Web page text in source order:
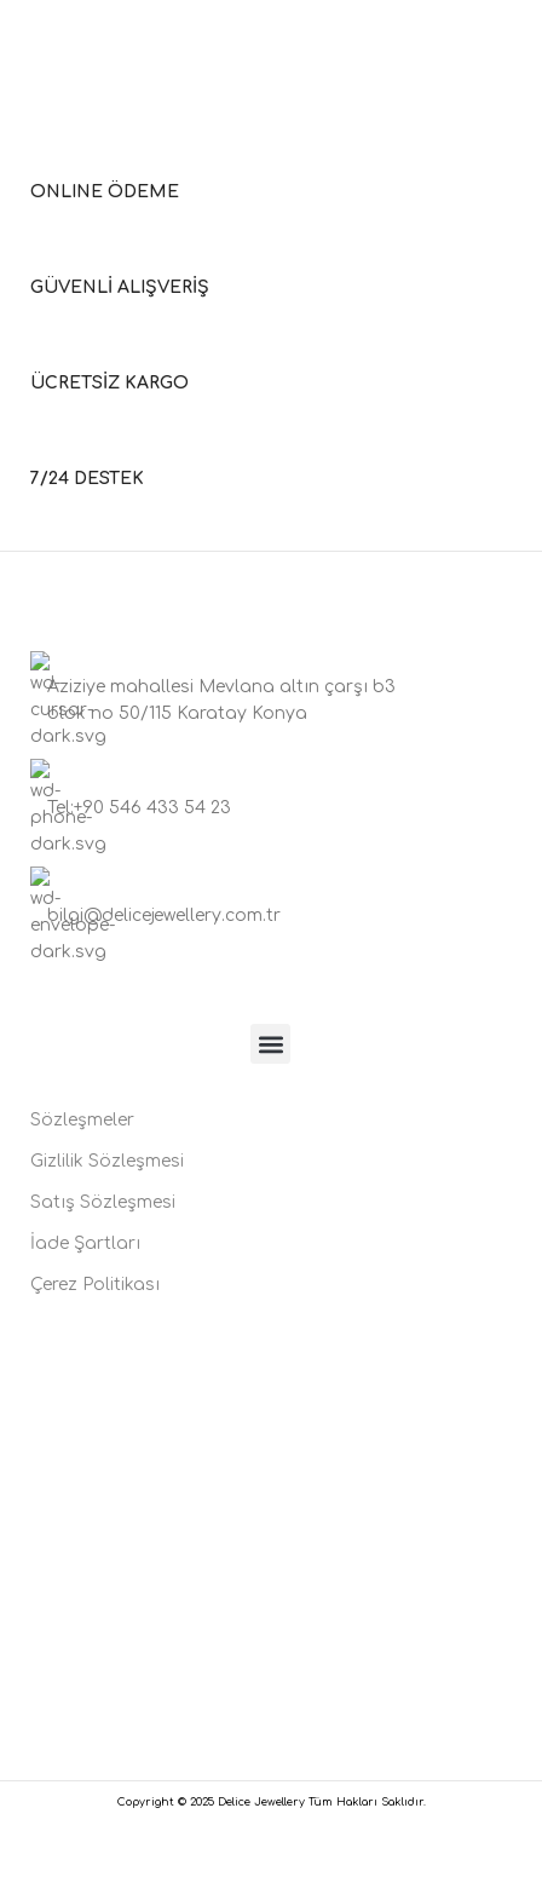
ONLINE ÖDEME
GÜVENLİ ALIŞVERİŞ
ÜCRETSİZ KARGO
7/24 DESTEK
Aziziye mahallesi Mevlana altın çarşı b3
blok no 50/115 Karatay Konya
Tel:+90 546 433 54 23
bilgi@delicejewellery.com.tr
Sözleşmeler
Gizlilik Sözleşmesi
Satış Sözleşmesi
İade Şartları
Çerez Politikası
Copyright © 2025 Delice Jewellery Tüm Hakları Saklıdır.